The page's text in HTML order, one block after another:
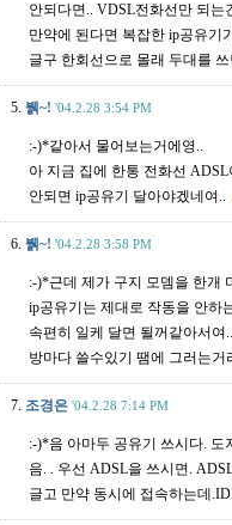
안되다면.. VDSL전화선만 되는
만약에 된다면 복잡한 ip공유기
글구 한회선으로 몰래 두대를
5. 뷁~! '04.2.28 3:54 PM
:-)*같아서 물어보는거에영..
아 지금 집에 한통 전화선 ADSL
안되면 ip공유기 달아야겠네여..
6. 뷁~! '04.2.28 3:58 PM
:-)*근데 제가 구지 모뎀을 한개
ip공유기는 제대로 작동을 안하
속편히 일케 달면 될꺼같아서여
방마다 쓸수있기 땜에 그러는거
7. 조경은 '04.2.28 7:14 PM
:-)*음 아마두 공유기 쓰시다. 도
음. . 우선 ADSL을 쓰시면.
글고 만약 동시에 접속하는데